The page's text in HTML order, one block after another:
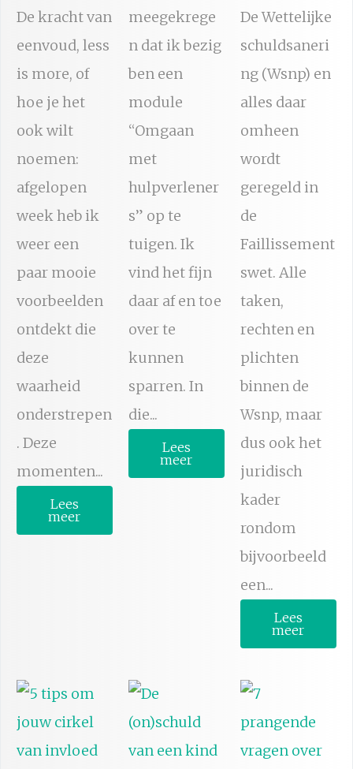
De kracht van
eenvoud, less
is more, of
hoe je het
ook wilt
noemen:
afgelopen
week heb ik
weer een
paar mooie
voorbeelden
ontdekt die
deze
waarheid
onderstrepen
. Deze
momenten...
Lees
meer
meegekrege
n dat ik bezig
ben een
module
“Omgaan
met
hulpverlener
s” op te
tuigen. Ik
vind het fijn
daar af en toe
over te
kunnen
sparren. In
die...
Lees
meer
De Wettelijke
schuldsaneri
ng (Wsnp) en
alles daar
omheen
wordt
geregeld in
de
Faillissement
swet. Alle
taken,
rechten en
plichten
binnen de
Wsnp, maar
dus ook het
juridisch
kader
rondom
bijvoorbeeld
een...
Lees
meer